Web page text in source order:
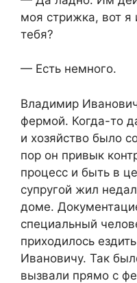
моя стрижка, вот я
тебя?
— Есть немного.
Владимир
фермой. Когда-то
и хозяйство было
пор он привык
процесс и быть в
супругой жил
доме.
специальный
приходилось
Ивановичу. Так
вызвали прямо с